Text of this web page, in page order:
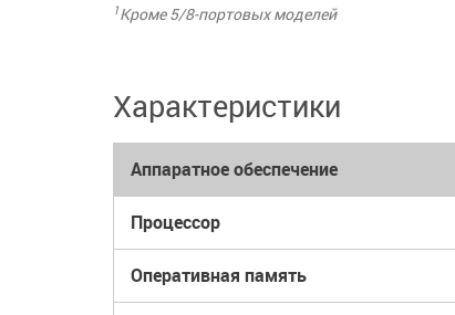
1Кроме 5/8-портовых моделей
Характеристики
Аппаратное обеспечение
Процессор
Оперативная память